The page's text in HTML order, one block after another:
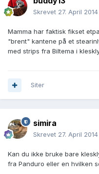
Skrevet 27. April 2014
Mamma har faktisk fikset
"brent" kantene på et
med strips fra Biltema i
Siter
simira
Skrevet 27. April 2014
Kan du ikke bruke bare
fra Panduro eller en hvilken